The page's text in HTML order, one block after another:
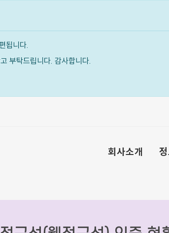
됩니다.
부탁드립니다. 감사합니다.
회사소개